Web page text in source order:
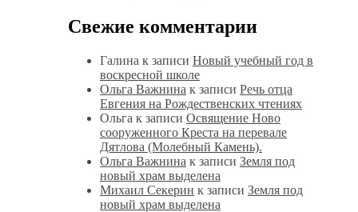
Свежие комментарии
Галина к записи Новый учебный год в
воскресной школе
Ольга Важнина к записи Речь отца
Евгения на Рождественских чтениях
Ольга к записи Освящение Ново
сооруженного Креста на перевале
Дятлова (Молебный Камень).
Ольга Важнина к записи Земля под
новый храм выделена
Михаил Секерин к записи Земля под
новый храм выделена